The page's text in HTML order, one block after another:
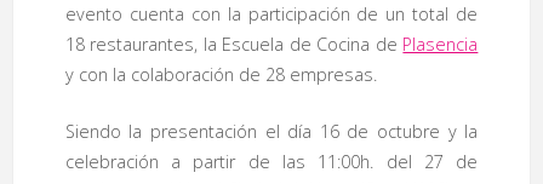
evento cuenta con la participación de un total de
18 restaurantes, la Escuela de Cocina de Plasencia
y con la colaboración de 28 empresas.
Siendo la presentación el día 16 de octubre y la
celebración a partir de las 11:00h. del 27 de